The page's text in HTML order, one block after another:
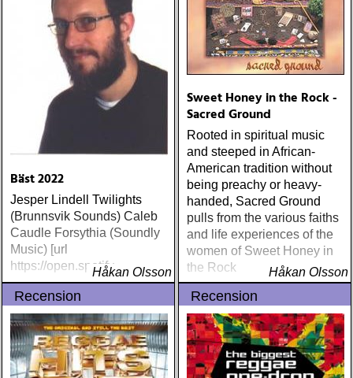
Bäst 2022
Jesper Lindell Twilights
(Brunnsvik Sounds) Caleb
Caudle Forsythia (Soundly
Music) [url
https://open.spotifyHåkan Olsson
Sweet Honey in the Rock -
Sacred Ground
Rooted in spiritual music
and steeped in African-
American tradition without
being preachy or heavy-
handed, Sacred Ground
pulls from the various faiths
and life experiences of the
women of Sweet Honey in
the Rock
Håkan Olsson
Recension Recension